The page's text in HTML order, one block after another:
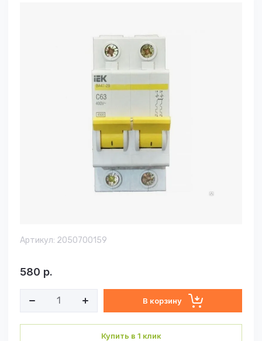
Артикул: 2050700159
580 р.
В корзину
Купить в 1 клик